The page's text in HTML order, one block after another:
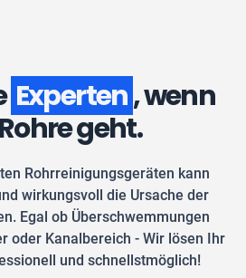
Experten, wenn
geht.
Rohrreinigungsgeräten kann
wirkungsvoll die Ursache der
Egal ob Überschwemmungen
oder Kanalbereich - Wir lösen Ihr
und schnellstmöglich!